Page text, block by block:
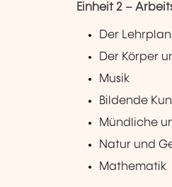
Einheit 2 –
Der
Der Körper
Musik
Bildende
Mündliche
Natur und
Mathematik